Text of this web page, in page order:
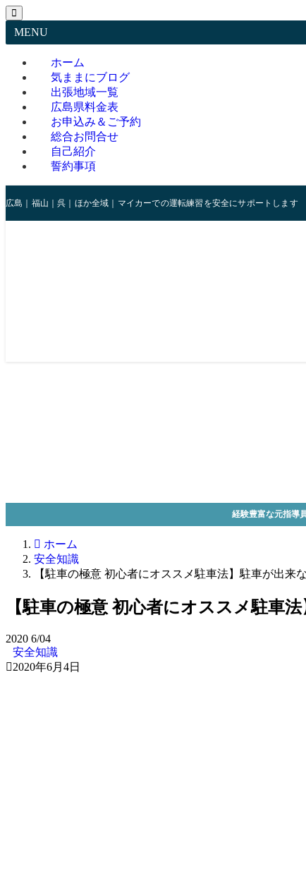
MENU
ホーム
気ままにブログ
出張地域一覧
広島県料金表
お申込み＆ご予約
総合お問合せ
自己紹介
誓約事項
広島｜福山｜呉｜ほか全域｜マイカーでの運転練習を安全にサポートします
経験豊富な元指導
ホーム
安全知識
【駐車の極意 初心者にオススメ駐車法】駐車が出
【駐車の極意 初心者にオススメ駐車
2020 6/04
安全知識
2020年6月4日